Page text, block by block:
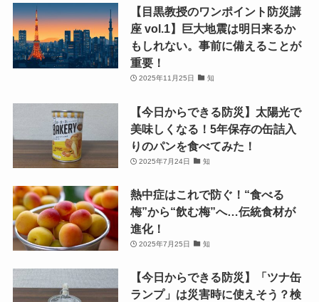
【目黒教授のワンポイント防災講
座 vol.1】巨大地震は明日来るか
もしれない。事前に備えることが
重要！
2025年11月25日 知
【今日からできる防災】太陽光で
美味しくなる！5年保存の缶詰入
りのパンを食べてみた！
2025年7月24日 知
熱中症はこれで防ぐ！“食べる
梅”から“飲む梅”へ…伝統食材が
進化！
2025年7月25日 知
【今日からできる防災】「ツナ缶
ランプ」は災害時に使えそう？検